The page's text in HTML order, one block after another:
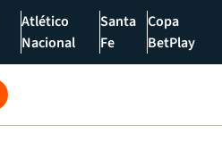
Atlético
Nacional
Santa
Fe
Copa
BetPlay